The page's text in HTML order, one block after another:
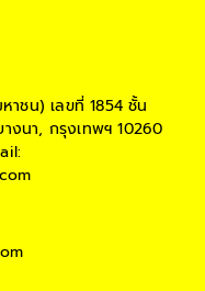
าชน) เลขที่ 1854 ชั้น
างนา, กรุงเทพฯ 10260